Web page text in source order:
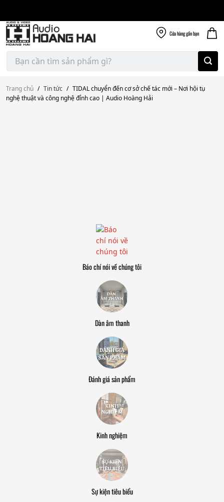
content
Cửa hànggần bạn
Tìm
kiếm:
Trang chủ / Tin tức / TIDAL chuyển đến cơ sở chế tác mới – Nơi hội tụ
nghệ thuật và công nghệ đỉnh cao | Audio Hoàng Hải
Báo chí nói về chúng tôi
Dàn âm thanh
Đánh giá sản phẩm
Kinh nghiệm
Sự kiện tiêu biểu